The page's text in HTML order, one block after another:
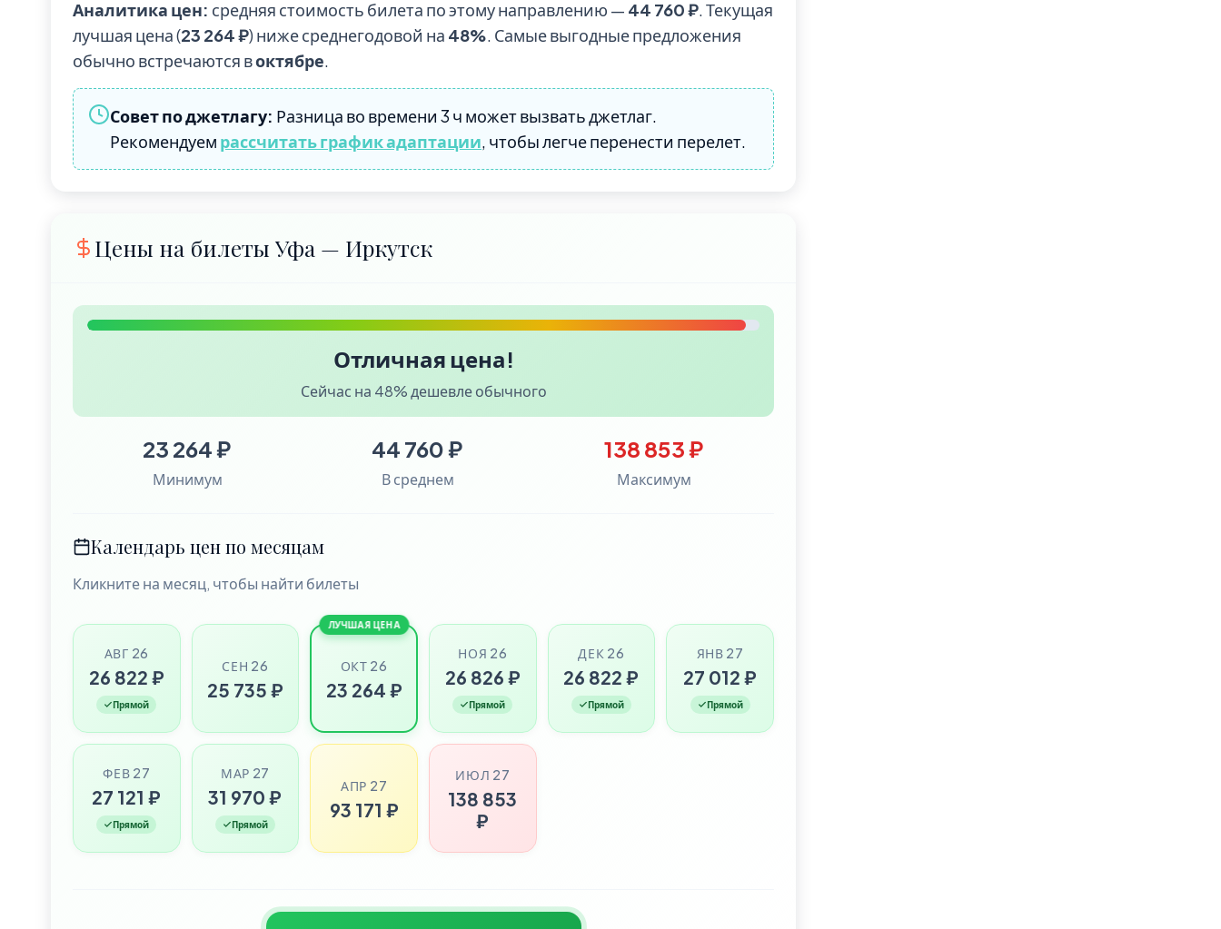
Аналитика цен: средняя стоимость билета по этому направлению — 44 760 ₽. Текущая
лучшая цена (23 264 ₽) ниже среднегодовой на 48%. Самые выгодные предложения
обычно встречаются воктябре.
Совет по джетлагу: Разница во времени 3 ч может вызвать джетлаг.
Рекомендуем рассчитать график адаптации, чтобы легче перенести перелет.
Цены на билеты Уфа — Иркутск
Отличная цена!
Сейчас на 48% дешевле обычного
23 264 ₽
Минимум
44 760 ₽
В среднем
138 853 ₽
Максимум
Календарь цен по месяцам
Кликните на месяц, чтобы найти билеты
АВГ 26
26 822 ₽
Прямой
СЕН 26
25 735 ₽
ЛУЧШАЯ ЦЕНА
ОКТ 26
23 264 ₽
НОЯ 26
26 826 ₽
Прямой
ДЕК 26
26 822 ₽
Прямой
ЯНВ 27
27 012 ₽
Прямой
ФЕВ 27
27 121 ₽
Прямой
МАР 27
31 970 ₽
Прямой
АПР 27
93 171 ₽
ИЮЛ 27
138 853
₽